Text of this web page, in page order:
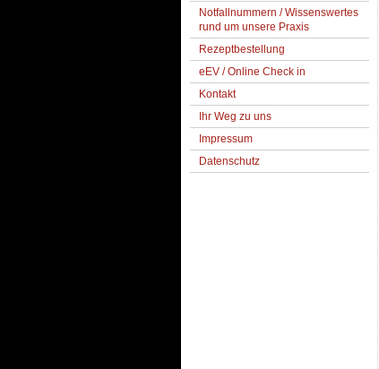
Notfallnummern / Wissenswertes
rund um unsere Praxis
Rezeptbestellung
eEV / Online Check in
Kontakt
Ihr Weg zu uns
Impressum
Datenschutz